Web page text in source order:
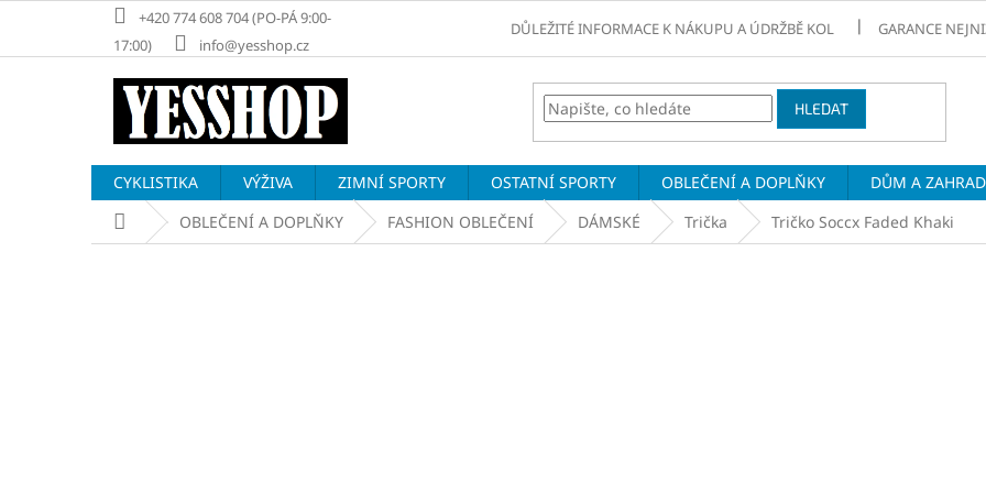
obsah
+420 774 608 704 (PO-PÁ 9:00-
17:00)
info@yesshop.cz
DŮLEŽITÉ INFORMACE K NÁKUPU A ÚDRŽBĚ KOL GARANCE
HLEDAT
CYKLISTIKA VÝŽIVA ZIMNÍ SPORTY OSTATNÍ SPORTY OBLEČENÍ A DOPLŇKY DŮM A
Domů OBLEČENÍ A DOPLŇKY FASHION OBLEČENÍ DÁMSKÉ Trička Tričko Soccx Faded Khaki